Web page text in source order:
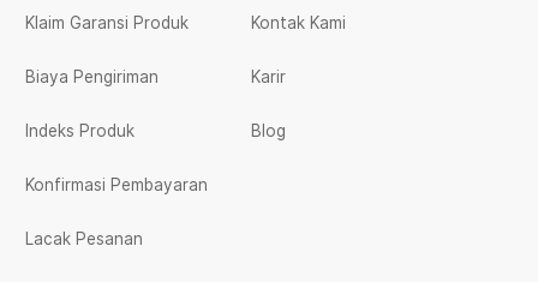
Klaim Garansi Produk
Biaya Pengiriman
Indeks Produk
Konfirmasi Pembayaran
Lacak Pesanan
Kontak Kami
Karir
Blog